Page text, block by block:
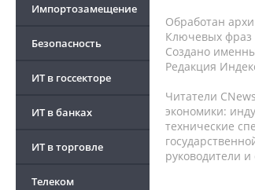
Импортозамещение
Безопасность
ИТ в госсекторе
ИТ в банках
ИТ в торговле
Телеком
Обработан
Ключевых фраз
Создано
Редакция
Читатели
экономики:
технические
руководители